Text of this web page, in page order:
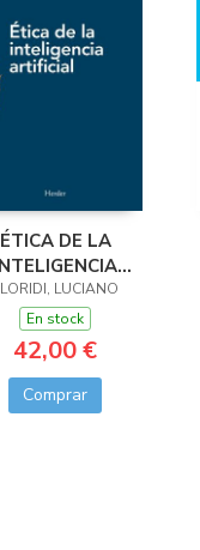
ÉTICA DE LA
ARTIFICIAL
LUCIANO
En stock
42,00 €
Comprar